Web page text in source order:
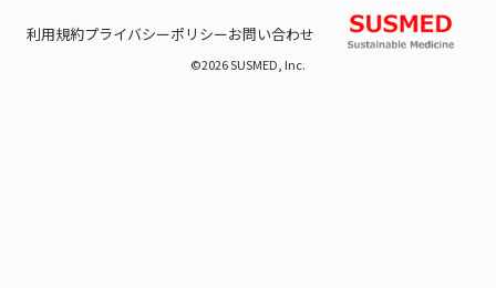
利用規約プライバシーポリシーお問い合わせ
©2026 SUSMED, Inc.